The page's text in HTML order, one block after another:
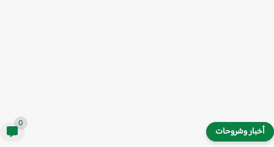
وشروحات